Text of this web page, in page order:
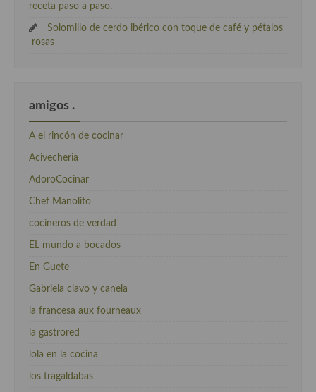
receta paso a paso.
Solomillo de cerdo ibérico con toque de café y pétalos
rosas
amigos .
A el rincón de cocinar
Acivecheria
AdoroCocinar
Chef Manolito
cocineros de verdad
EL mundo a bocados
En Guete
Gabriela clavo y canela
la francesa aux fourneaux
la gastrored
lola en la cocina
los tragaldabas